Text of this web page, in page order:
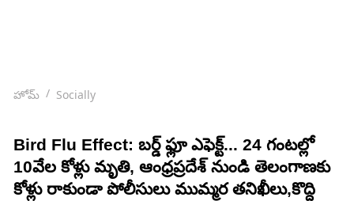
హోమ్ Socially
Bird Flu Effect: బర్డ్ ఫ్లూ ఎఫెక్ట్... 24 గంటల్లో
10వేల కోళ్లు మృతి, ఆంధ్రప్రదేశ్ నుండి తెలంగాణకు
కోళ్లు రాకుండా పోలీసులు ముమ్మర తనిఖీలు,కొద్ది